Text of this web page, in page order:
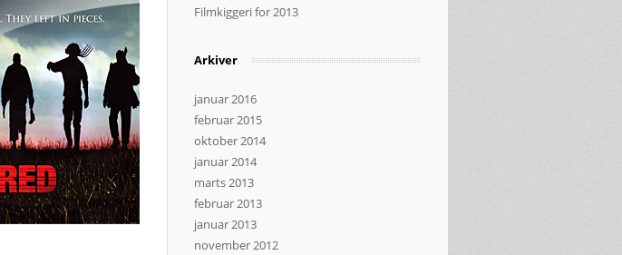
Filmkiggeri for 2013
Arkiver
januar 2016
februar 2015
oktober 2014
januar 2014
marts 2013
februar 2013
januar 2013
november 2012